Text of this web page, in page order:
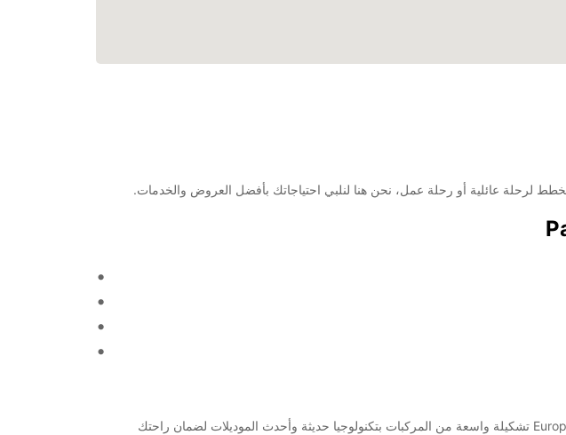
سواء كنت بحاجة إلى سيارة صغيرة لرحلة سريعة أو شاحنة لنقل البضائع، يمكننا تلبية احتياجاتك. توفر Europcar تشكيلة واسعة من المركبات بتكنولوجيا حديثة وأحدث الموديلات لضمان راحتك